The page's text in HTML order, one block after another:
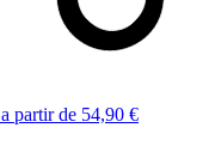
a partir de 54,90 €